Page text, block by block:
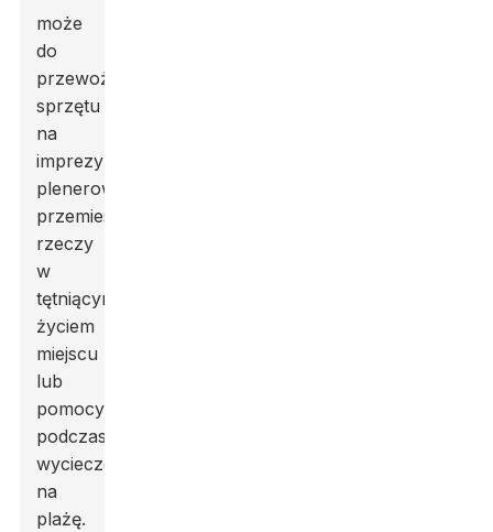
może
do
przewożenia
sprzętu
na
imprezy
plenerowe,
przemieszczania
rzeczy
w
tętniącym
życiem
miejscu
lub
pomocy
podczas
wycieczek
na
plażę.